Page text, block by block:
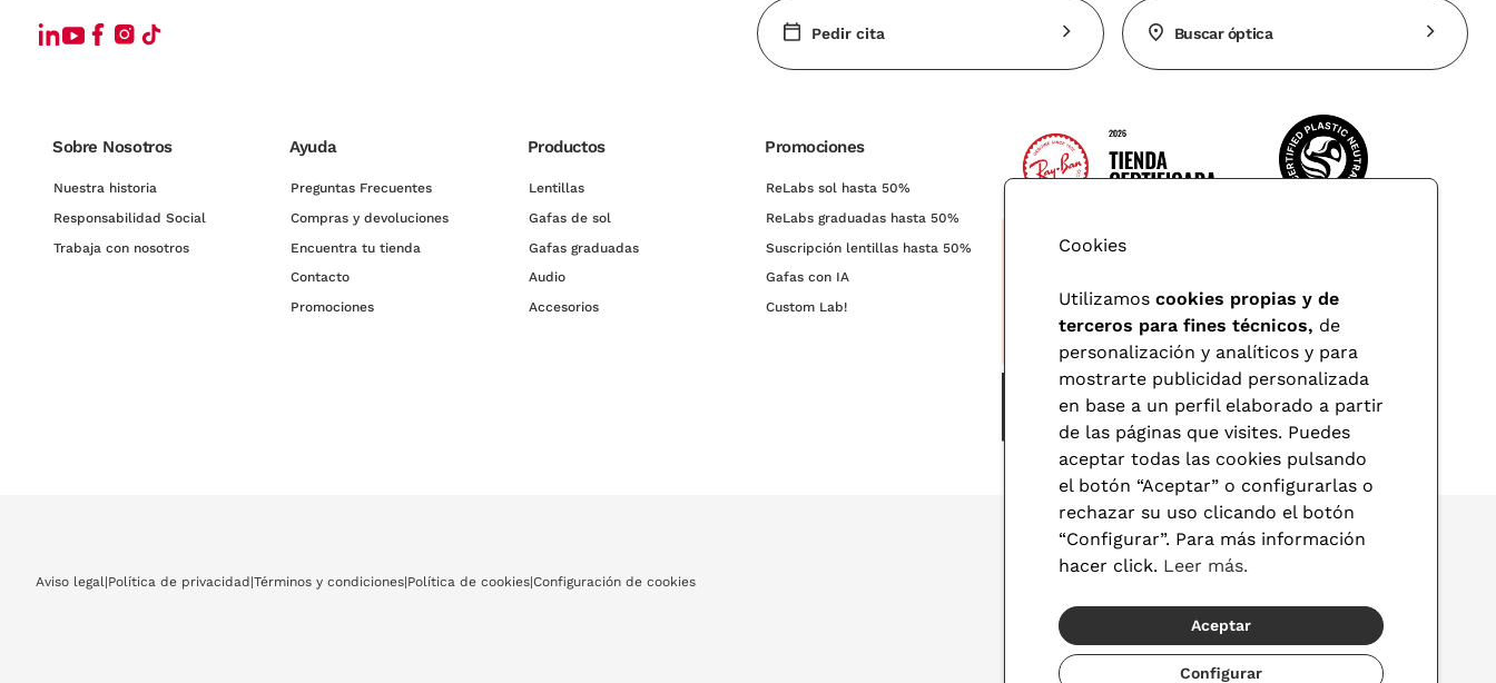
Pedir cita Buscar óptica
Sobre Nosotros
Nuestra historia
Responsabilidad Social
Trabaja con nosotros
Ayuda
Preguntas Frecuentes
Compras y devoluciones
Encuentra tu tienda
Contacto
Promociones
Productos
Lentillas
Gafas de sol
Gafas graduadas
Audio
Accesorios
Promociones
ReLabs sol hasta 50%
ReLabs graduadas hasta 50%
Suscripción lentillas hasta 50%
Gafas con IA
Custom Lab!
Aviso legal|Política de privacidad |Términos y condiciones|Política de cookies|Configuración de cookies
© 2026 Visionlab
Cookies
Utilizamos cookies propias y de
terceros para fines técnicos, de
personalización y analíticos y para
mostrarte publicidad personalizada
en base a un perfil elaborado a partir
de las páginas que visites. Puedes
aceptar todas las cookies pulsando
el botón “Aceptar” o configurarlas o
rechazar su uso clicando el botón
“Configurar”. Para más información
hacer click. Leer más.
Aceptar
Configurar